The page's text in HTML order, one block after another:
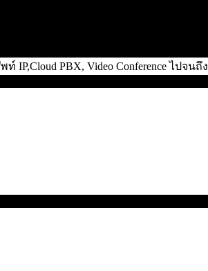
PBX, Video Conference ไปจ